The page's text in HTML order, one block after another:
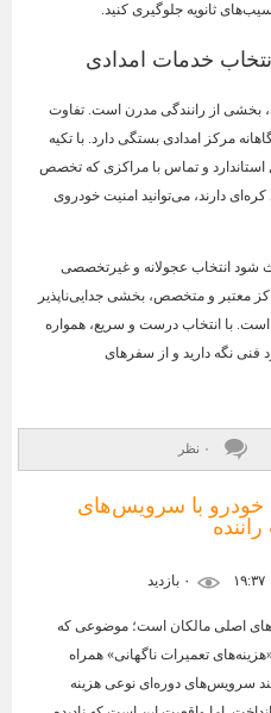
ثانویه جلوگیری کنید.
خدمات امدادی
بخشی از رانندگی مدرن است. تفاوت
مرکز امدادی بستگی دارد. با تکیه
استاندارد و تماس با مراکزی که تخصص
دارند، می‌توانید امنیت خودروی
شود انتخاب عجولانه و غیرتخصصی
معتبر و متخصص، بخشی جدایی‌ناپذیر
است. با انتخاب درست و سریع، همواره
فنی نگه دارید و از سفرهای
۰ نظر
خودرو با سرویس‌های
اصلی مالکان است؛ موضوعی که
تعمیرات ناگهانی» همراه
سرویس‌های دوره‌ای نوعی هزینه